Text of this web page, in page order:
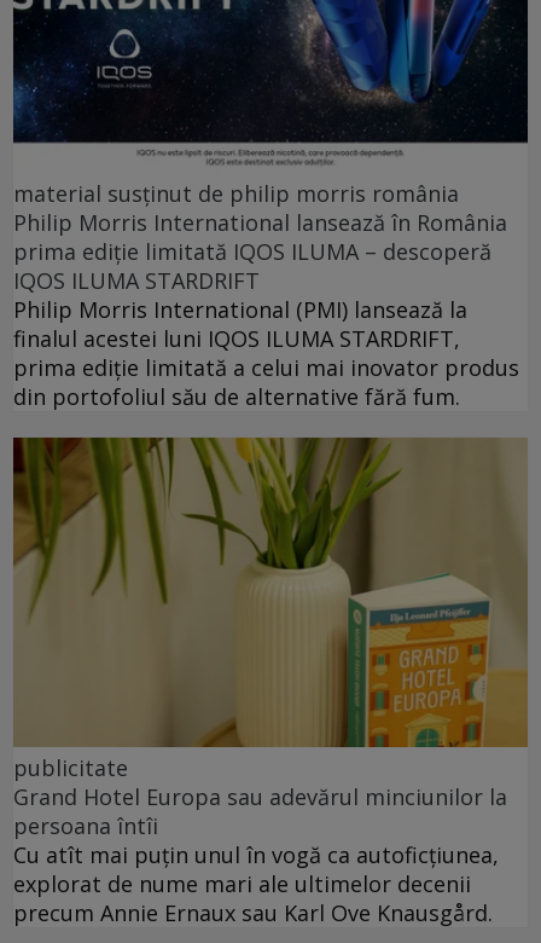
material susținut de philip morris românia
Philip Morris International lansează în România
prima ediție limitată IQOS ILUMA – descoperă
IQOS ILUMA STARDRIFT
Philip Morris International (PMI) lansează la
finalul acestei luni IQOS ILUMA STARDRIFT,
prima ediție limitată a celui mai inovator produs
din portofoliul său de alternative fără fum.
publicitate
Grand Hotel Europa sau adevărul minciunilor la
persoana întîi
Cu atît mai puțin unul în vogă ca autoficțiunea,
explorat de nume mari ale ultimelor decenii
precum Annie Ernaux sau Karl Ove Knausgård.